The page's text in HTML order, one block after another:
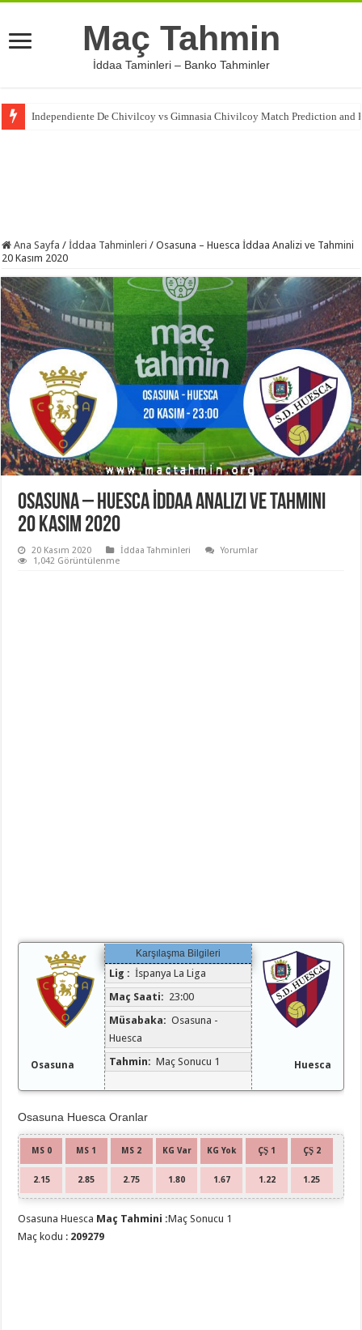
Maç Tahmin
İddaa Taminleri – Banko Tahminler
Independiente De Chivilcoy vs Gimnasia Chivilcoy Match Prediction and
Ana Sayfa / İddaa Tahminleri / Osasuna – Huesca İddaa Analizi ve Tahmini
20 Kasım 2020
Osasuna – Huesca İddaa Analizi ve Tahmini
20 Kasım 2020
20 Kasım 2020 İddaa Tahminleri
Yorumlar
1,042 Görüntülenme
Osasuna
Karşılaşma Bilgileri
Lig : İspanya La Liga
Maç Saati: 23:00
Müsabaka: Osasuna -
Huesca
Tahmin: Maç Sonucu 1 Huesca
Osasuna Huesca Oranlar
MS 0 MS 1 MS 2 KG Var KG Yok ÇŞ 1 ÇŞ 2
2.15 2.85 2.75 1.80 1.67 1.22 1.25
Osasuna Huesca Maç Tahmini :Maç Sonucu 1
Maç kodu : 209279